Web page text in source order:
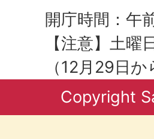
開庁時間：午
【注意】土
（12月29日
Copyright